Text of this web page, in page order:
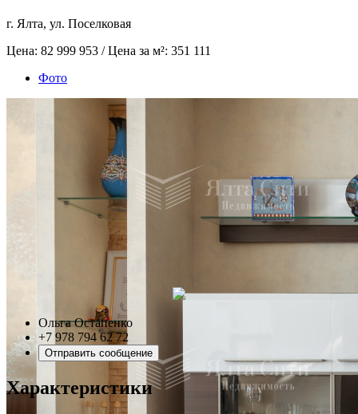
г. Ялта, ул. Поселковая
Цена: 82 999 953 / Цена за м²: 351 111
Фото
Ольга Остапенко
+7 978 794 62 72
Отправить сообщение
Характеристики